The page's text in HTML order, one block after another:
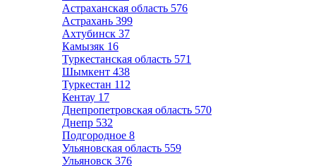
Астраханская область 576
Астрахань 399
Ахтубинск 37
Камызяк 16
Туркестанская область 571
Шымкент 438
Туркестан 112
Кентау 17
Днепропетровская область 570
Днепр 532
Подгородное 8
Ульяновская область 559
Ульяновск 376